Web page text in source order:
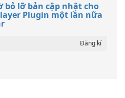
bỏ lỡ bản cập nhật cho
Plugin một lần nữa